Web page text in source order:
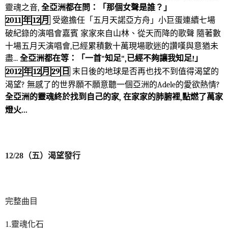
靈魂之音, 全亞洲都在問：「那個女聲是誰？」
2011年12 月
受邀擔任「五月天諾亞方舟」小巨蛋連續七場
破紀錄的演唱會嘉賓 家家來自山林、從天而降的歌聲 隨著數
十場五月天演唱會,已經累積數十萬現場歌迷的讚嘆與意猶未
盡... 全亞洲都在等：「一首"知足",已經不夠讓我知足! 」
2012年12 月 29 日 末日後的地球是否再也找不到值得渴望的
渴望? 無感了的世界願不願意聽一個亞洲的Adele的愛欲熱情?
全亞洲的靈魂終於找到自己的家, 在家家的肺腑裡,點燃了萬家
燈火...
12/28 （五）渴望發行
完整曲目
1.靈魂化石